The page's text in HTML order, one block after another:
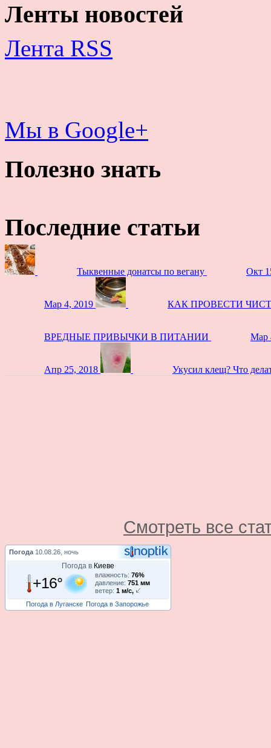
Ленты новостей
Лента RSS
Мы в Google+
Полезно знать
Последние статьи
Тыквенные донатсы по вегану Окт
Мар 4, 2019 КАК ПРОВЕСТИ
ВРЕДНЫЕ ПРИВЫЧКИ В ПИТАНИИ Мар
Апр 25, 2018 Укусил клещ? Что
Смотреть все
Погода 10.08.26, ночь
Погода в Киеве
+16° влажность: 76%
давление: 751 мм
ветер: 1 м/с,
Погода в Луганске Погода в Запорожье